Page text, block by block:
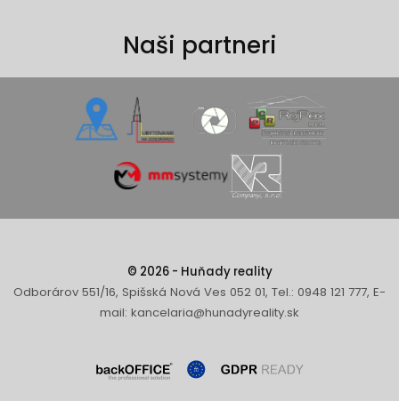
Naši partneri
© 2026 - Huňady reality
Odborárov 551/16, Spišská Nová Ves 052 01, Tel.: 0948 121 777, E-
mail: kancelaria@hunadyreality.sk